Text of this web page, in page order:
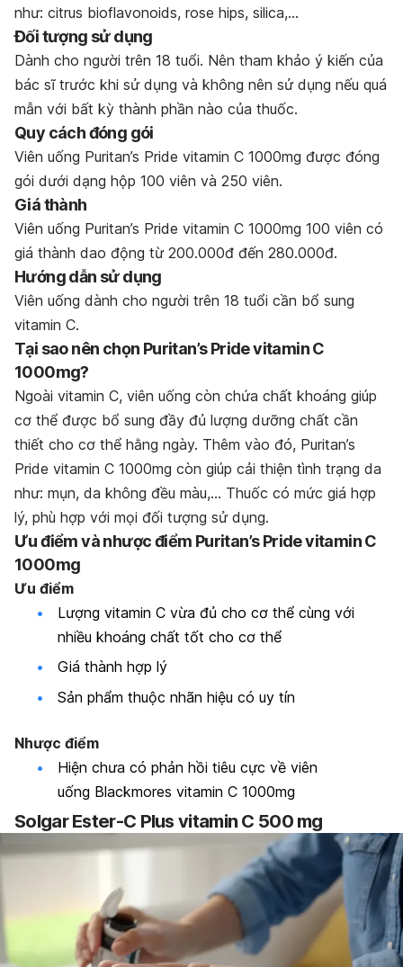
như: citrus bioflavonoids, rose hips, silica,…
Đối tượng sử dụng
Dành cho người trên 18 tuổi. Nên tham khảo ý kiến của
bác sĩ trước khi sử dụng và không nên sử dụng nếu quá
mẫn với bất kỳ thành phần nào của thuốc.
Quy cách đóng gói
Viên uống Puritan’s Pride vitamin C 1000mg được đóng
gói dưới dạng hộp 100 viên và 250 viên.
Giá thành
Viên uống Puritan’s Pride vitamin C 1000mg 100 viên có
giá thành dao động từ 200.000đ đến 280.000đ.
Hướng dẫn sử dụng
Viên uống dành cho người trên 18 tuổi cần bổ sung
vitamin C.
Tại sao nên chọn Puritan’s Pride vitamin C
1000mg?
Ngoài vitamin C, viên uống còn chứa chất khoáng giúp
cơ thể được bổ sung đầy đủ lượng dưỡng chất cần
thiết cho cơ thể hằng ngày. Thêm vào đó, Puritan’s
Pride vitamin C 1000mg còn giúp cải thiện tình trạng da
như: mụn, da không đều màu,… Thuốc có mức giá hợp
lý, phù hợp với mọi đối tượng sử dụng.
Ưu điểm và nhược điểm Puritan’s Pride vitamin C
1000mg
Ưu điểm
Lượng vitamin C vừa đủ cho cơ thể cùng với
nhiều khoáng chất tốt cho cơ thể
Giá thành hợp lý
Sản phẩm thuộc nhãn hiệu có uy tín
Nhược điểm
Hiện chưa có phản hồi tiêu cực về viên
uống Blackmores vitamin C 1000mg
Solgar Ester-C Plus vitamin C 500 mg